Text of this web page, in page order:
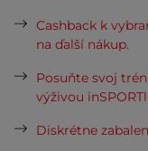
Cashback k
na ďalší nákup.
Posuňte svoj
výživou
Diskrétne